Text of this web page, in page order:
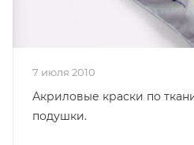
7 июля 2010
Акриловые краски по
подушки.